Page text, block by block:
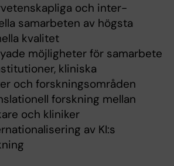
och inter-
samarbeten av högsta
kvalitet
möjligheter för samarbete
kliniska
och forskningsområden
forskning mellan
och kliniker
av KI:s